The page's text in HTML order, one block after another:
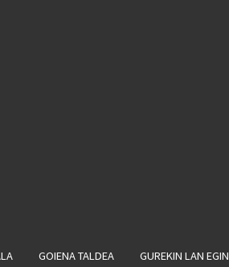
GOIENA TALDEA GUREKIN LAN EGIN